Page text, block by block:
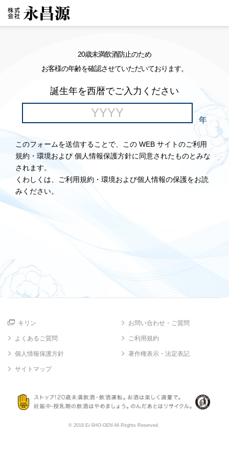
20歳未満飲酒防止のため
お客様の年齢を確認させていただいております。
誕生年を西暦でご入力ください
年
このフォームを送信することで、この WEB サイトのご利用
規約・環境および 個人情報保護方針に同意されたものとみな
されます。
くわしくは、ご利用規約・環境および個人情報の保護をお読
みください。
キリン お問い合わせ・ご質問
よくあるご質問 ご利用規約
個人情報保護方針 著作権表示・法定表記
サイトマップ
© 2019 Ei-SHO-GEN All Ritghts Reserved.